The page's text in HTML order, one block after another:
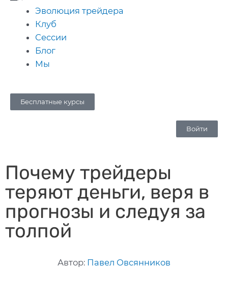
Эволюция трейдера
Клуб
Сессии
Блог
Мы
Бесплатные курсы
Войти
Почему трейдеры
теряют деньги, веря в
прогнозы и следуя за
толпой
Автор: Павел Овсянников